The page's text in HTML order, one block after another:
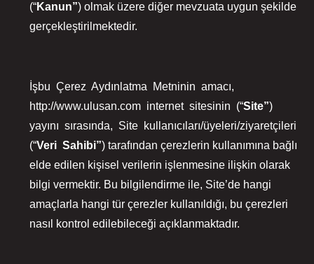
(“Kanun”) olmak üzere diğer mevzuata uygun şekilde
gerçekleştirilmektedir.
İşbu Çerez Aydınlatma Metninin amacı,
http://www.ulusan.com internet sitesinin (“Site”)
yayını sırasında, Site kullanıcıları/üyeleri/ziyaretçileri
(“Veri Sahibi”) tarafından çerezlerin kullanımına bağlı
elde edilen kişisel verilerin işlenmesine ilişkin olarak
bilgi vermektir. Bu bilgilendirme ile, Site’de hangi
amaçlarla hangi tür çerezler kullanıldığı, bu çerezleri
nasıl kontrol edilebileceği açıklanmaktadır.